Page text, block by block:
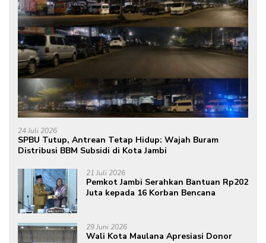
24 Juli 2026
SPBU Tutup, Antrean Tetap Hidup: Wajah Buram
Distribusi BBM Subsidi di Kota Jambi
21 Juli 2026
Pemkot Jambi Serahkan Bantuan Rp202
Juta kepada 16 Korban Bencana
29 Juni 2026
Wali Kota Maulana Apresiasi Donor